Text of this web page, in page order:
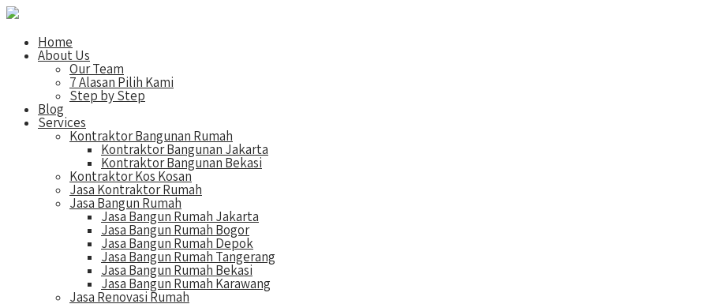
Home
About Us
Our Team
7 Alasan Pilih Kami
Step by Step
Blog
Services
Kontraktor Bangunan Rumah
Kontraktor Bangunan Jakarta
Kontraktor Bangunan Bekasi
Kontraktor Kos Kosan
Jasa Kontraktor Rumah
Jasa Bangun Rumah
Jasa Bangun Rumah Jakarta
Jasa Bangun Rumah Bogor
Jasa Bangun Rumah Depok
Jasa Bangun Rumah Tangerang
Jasa Bangun Rumah Bekasi
Jasa Bangun Rumah Karawang
Jasa Renovasi Rumah